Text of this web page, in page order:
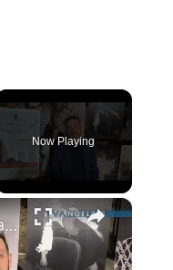
Now Playing
×
Motta Sant'Anastasia. L'omaggio al tenore mottese Giuseppe Di Stefano nel giorno della sua nascita.